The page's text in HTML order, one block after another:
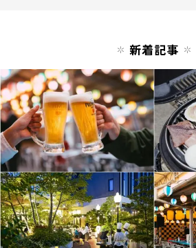
新着記事